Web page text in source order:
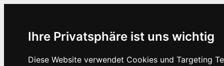
Ihre Privatsphäre ist uns wichtig
Diese Website verwendet Cookies und Targeting